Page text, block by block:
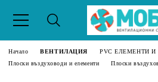
Начало ВЕНТИЛАЦИЯ
PVC ЕЛЕМЕНТИ
Плоски въздуховоди и елементи
Плоски